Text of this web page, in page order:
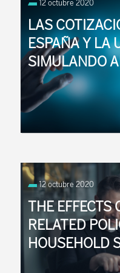
natalidad y del
Así, la tasa de
12 octubre 2020
LAS
ESPAÑA Y LA
SIMULANDO
REFORMAS
En este trabajo se
reducción de las
los empresarios,
incremento en los
12 octubre 2020
THE EFFECTS
RELATED
HOUSEHOLD